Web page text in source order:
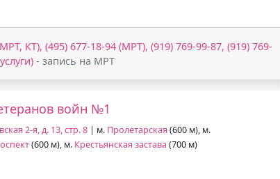
КТ), (495) 677-18-94 (МРТ), (919) 769-99-87, (919) 769-
- запись на МРТ
войн №1
2-я, д. 13, стр. 8 | м. Пролетарская (600 м), м.
(600 м), м. Крестьянская застава (700 м)